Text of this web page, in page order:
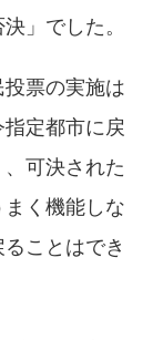
」でした。
票の実施は
定都市に戻
可決された
く機能しな
ことはでき